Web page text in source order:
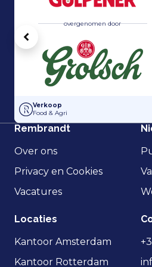
overgenomen door
Grolsch heeft 100% van de
Verkoop
Food & Agri
Vorige
Rembrandt
Over ons
Privacy en Cookies
Vacatures
Locaties
Kantoor Amsterdam
Kantoor Rotterdam